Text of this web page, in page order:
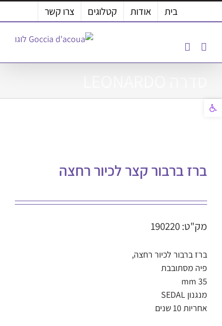
פתח סרגל נגישות
לתוכן
בית אודות קטלוגים צרו קשר
ברז ברבור קצר לכיור רחצה
מק"ט: 190220
ברז ברבור לכיור רחצה,
פיה מסתובבת
35 mm
מנגנון SEDAL
אחריות 10 שנים